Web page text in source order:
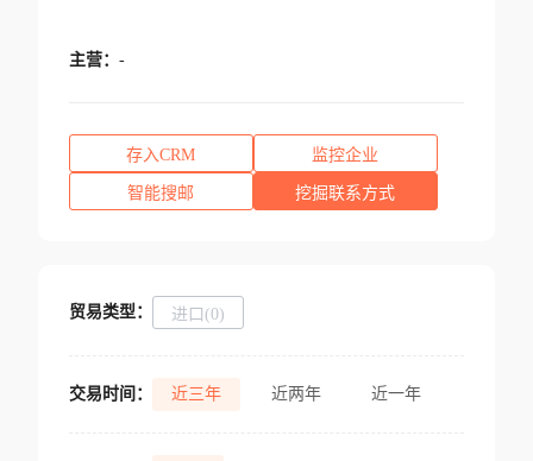
主营： -
存入CRM 监控企业
智能搜邮 挖掘联系方式
贸易类型： 进口(0)
交易时间： 近三年 近两年 近一年